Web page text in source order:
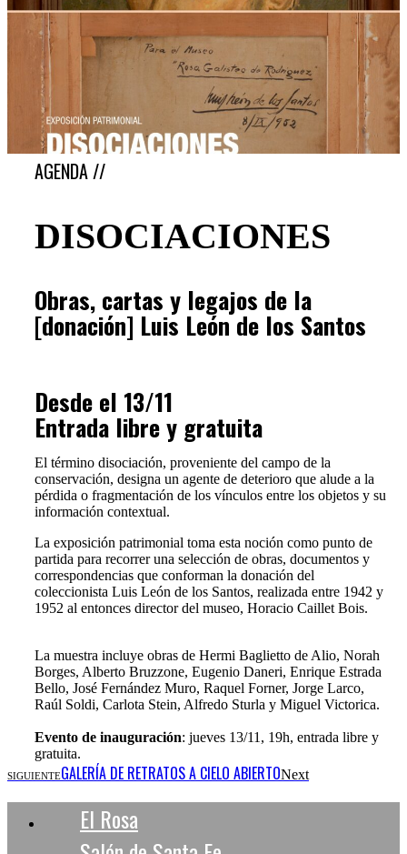
AGENDA //
DISOCIACIONES
Obras, cartas y legajos de la
[donación] Luis León de los Santos
Desde el 13/11
Entrada libre y gratuita
El término disociación, proveniente del campo de la
conservación, designa un agente de deterioro que alude a la
pérdida o fragmentación de los vínculos entre los objetos y su
información contextual.
La exposición patrimonial toma esta noción como punto de
partida para recorrer una selección de obras, documentos y
correspondencias que conforman la donación del
coleccionista Luis León de los Santos, realizada entre 1942 y
1952 al entonces director del museo, Horacio Caillet Bois.
La muestra incluye obras de Hermi Baglietto de Alio, Norah
Borges, Alberto Bruzzone, Eugenio Daneri, Enrique Estrada
Bello, José Fernández Muro, Raquel Forner, Jorge Larco,
Raúl Soldi, Carlota Stein, Alfredo Sturla y Miguel Victorica.
Evento de inauguración: jueves 13/11, 19h, entrada libre y
gratuita.
SIGUIENTEGALERÍA DE RETRATOS A CIELO ABIERTONext
El Rosa